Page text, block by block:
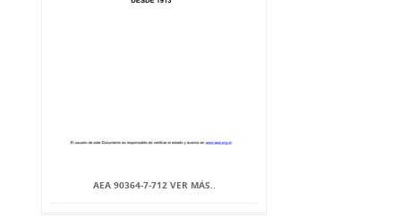
AEA 90364-7-712 VER MÁS..